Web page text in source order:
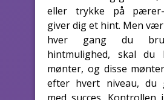
eller trykke på pærer-
giver dig et hint. Men
hver gang du
hintmulighed, skal du
mønter, og disse
efter hvert niveau, du